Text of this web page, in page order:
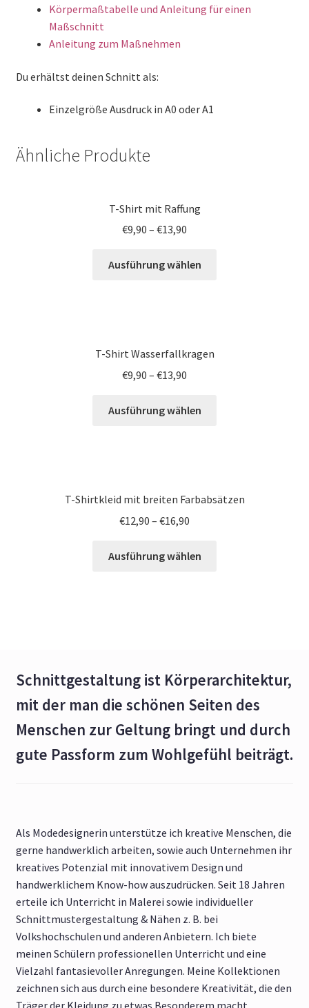
Körpermaßtabelle und Anleitung für einen
Maßschnitt
Anleitung zum Maßnehmen
Du erhältst deinen Schnitt als:
Einzelgröße Ausdruck in A0 oder A1
Ähnliche Produkte
T-Shirt mit Raffung
€9,90 – €13,90
Ausführung wählen
T-Shirt Wasserfallkragen
€9,90 – €13,90
Ausführung wählen
T-Shirtkleid mit breiten Farbabsätzen
€12,90 – €16,90
Ausführung wählen
Schnittgestaltung ist Körperarchitektur,
mit der man die schönen Seiten des
Menschen zur Geltung bringt und durch
gute Passform zum Wohlgefühl beiträgt.
Als Modedesignerin unterstütze ich kreative Menschen, die
gerne handwerklich arbeiten, sowie auch Unternehmen ihr
kreatives Potenzial mit innovativem Design und
handwerklichem Know-how auszudrücken. Seit 18 Jahren
erteile ich Unterricht in Malerei sowie individueller
Schnittmustergestaltung & Nähen z. B. bei
Volkshochschulen und anderen Anbietern. Ich biete
meinen Schülern professionellen Unterricht und eine
Vielzahl fantasievoller Anregungen. Meine Kollektionen
zeichnen sich aus durch eine besondere Kreativität, die den
Träger der Kleidung zu etwas Besonderem macht.